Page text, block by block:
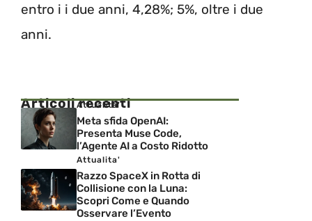
entro i i due anni, 4,28%; 5%, oltre i due
anni.
Articoli recenti
Attualita'
Meta sfida OpenAI:
Presenta Muse Code,
l’Agente AI a Costo Ridotto
Attualita'
Razzo SpaceX in Rotta di
Collisione con la Luna:
Scopri Come e Quando
Osservare l’Evento